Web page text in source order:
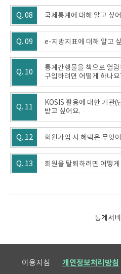
Q. 08 국제통계에 대해 알고 싶
Q. 09 e-지방지표에 대해 알고
Q. 10
통계간행물을 책으로 열
구입하려면 어떻게 하나요
Q. 11
KOSIS 활용에 대한 기관(
받고 싶어요.
Q. 12 회원가입 시 혜택은 무엇
Q. 13 회원을 탈퇴하려면 어떻
통계서
이용지침 개인정보처리방침